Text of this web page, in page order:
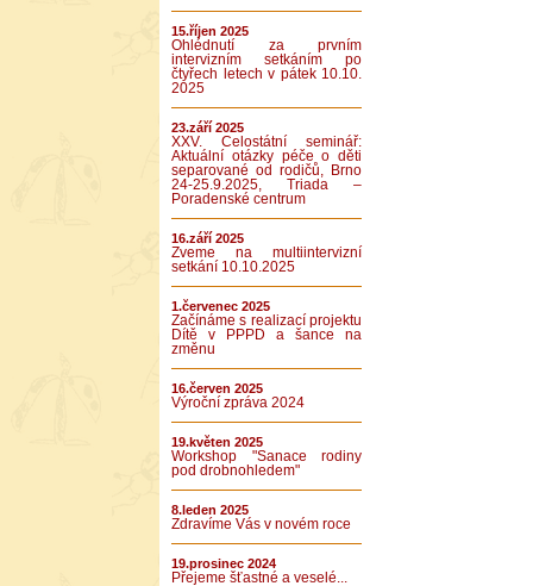
15.říjen 2025
Ohlédnutí za prvním
intervizním setkáním po
čtyřech letech v pátek 10.10.
2025
23.září 2025
XXV. Celostátní seminář:
Aktuální otázky péče o děti
separované od rodičů, Brno
24-25.9.2025, Triada –
Poradenské centrum
16.září 2025
Zveme na multiintervizní
setkání 10.10.2025
1.červenec 2025
Začínáme s realizací projektu
Dítě v PPPD a šance na
změnu
16.červen 2025
Výroční zpráva 2024
19.květen 2025
Workshop "Sanace rodiny
pod drobnohledem"
8.leden 2025
Zdravíme Vás v novém roce
19.prosinec 2024
Přejeme šťastné a veselé...